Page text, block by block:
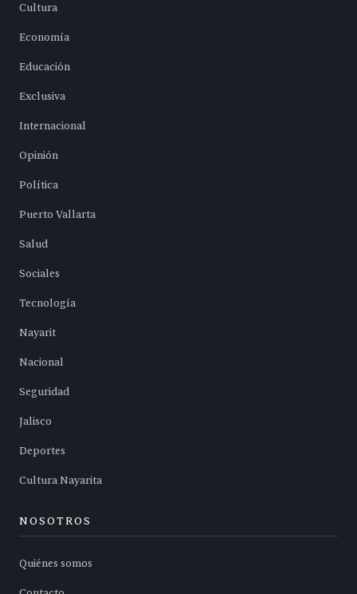
Cultura
Economía
Educación
Exclusiva
Internacional
Opinión
Política
Puerto Vallarta
Salud
Sociales
Tecnología
Nayarit
Nacional
Seguridad
Jalisco
Deportes
Cultura Nayarita
NOSOTROS
Quiénes somos